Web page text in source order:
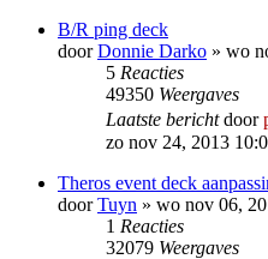
B/R ping deck
doorDonnie Darko » wo
5 Reacties
49350 Weergaves
Laatste berichtdoor
zo nov 24, 2013
Theros event deck
doorTuyn » wo nov 06,
1 Reacties
32079 Weergaves